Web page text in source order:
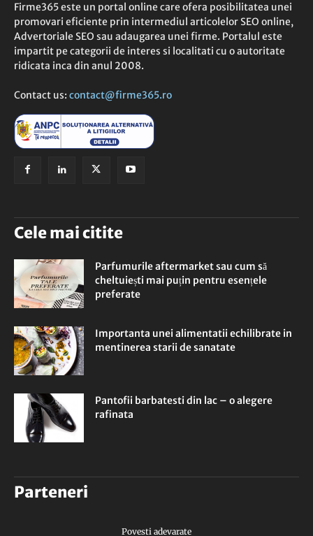
Firme365 este un portal online care ofera posibilitatea unei
promovari eficiente prin intermediul articolelor SEO online,
Advertoriale SEO sau adaugarea unei firme. Portalul este
impartit pe categorii de interes si localitati cu o autoritate
ridicata inca din anul 2008.
Contact us: contact@firme365.ro
Cele mai citite
Parfumurile aftermarket sau cum să
cheltuiești mai puțin pentru esențele
preferate
Importanta unei alimentatii echilibrate in
mentinerea starii de sanatate
Pantofii barbatesti din lac – o alegere
rafinata
Parteneri
Povesti adevarate